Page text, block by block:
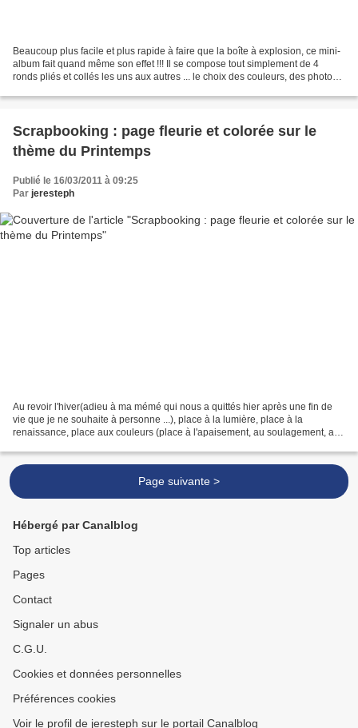
Beaucoup plus facile et plus rapide à faire que la boîte à explosion, ce mini-
album fait quand même son effet !!! Il se compose tout simplement de 4
ronds pliés et collés les uns aux autres ... le choix des couleurs, des photos
Scrapbooking : page fleurie et colorée sur le
thème du Printemps
Publié le 16/03/2011 à 09:25
Par jeresteph
Au revoir l'hiver(adieu à ma mémé qui nous a quittés hier après une fin de
vie que je ne souhaite à personne ...), place à la lumière, place à la
renaissance, place aux couleurs (place à l'apaisement, au soulagement, aux
Page suivante >
Hébergé par Canalblog
Top articles
Pages
Contact
Signaler un abus
C.G.U.
Cookies et données personnelles
Préférences cookies
Voir le profil de jeresteph sur le portail Canalblog